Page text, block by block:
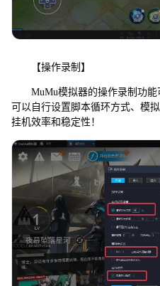
【操作录制】
MuMu模拟器的操作录制功能
可以自行设置脚本循环方式、模
挂机效率和稳定性！